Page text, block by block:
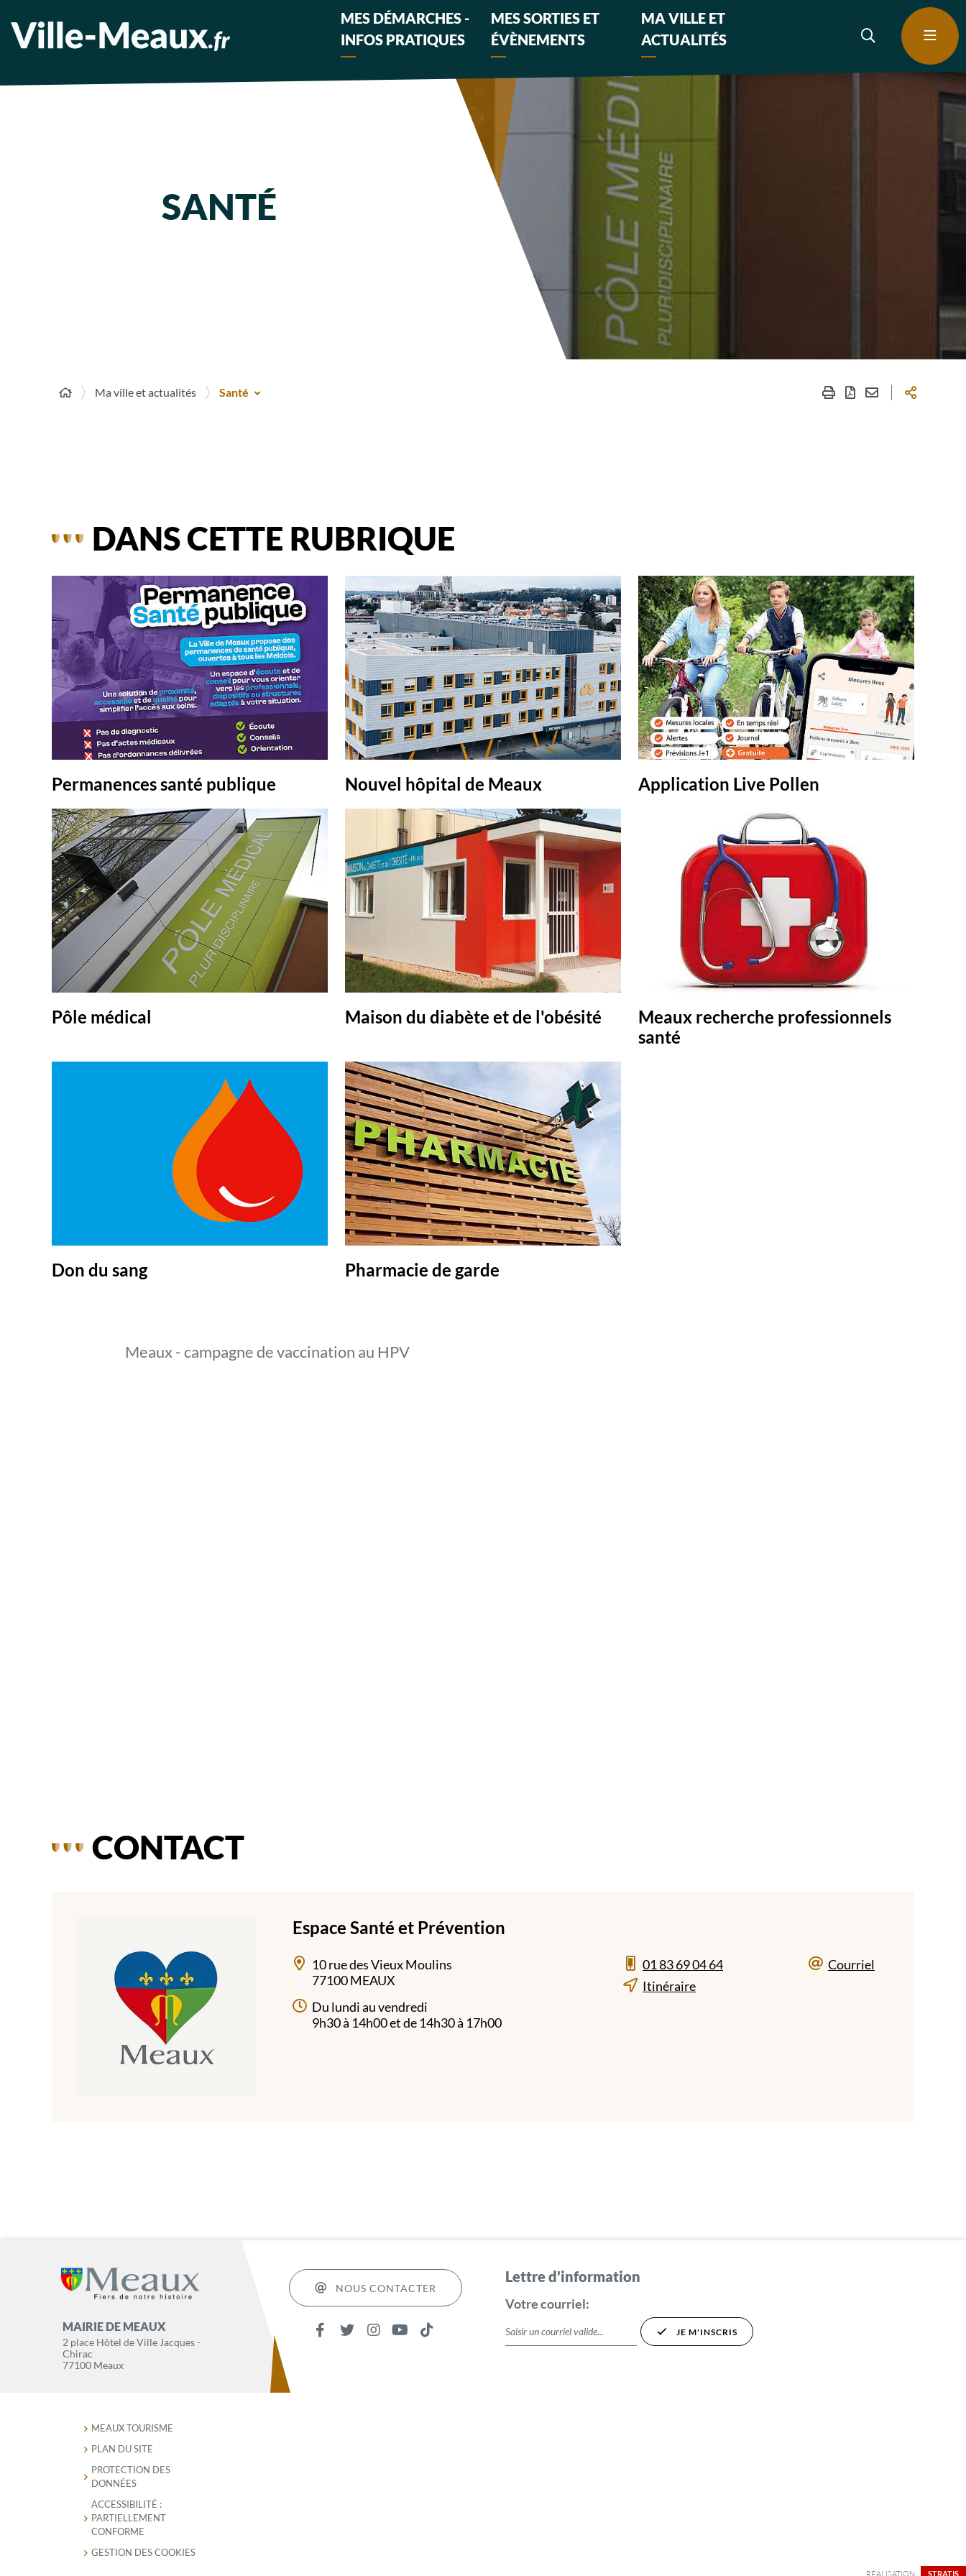
MES DÉMARCHES -
INFOS PRATIQUES
MES SORTIES ET
ÉVÈNEMENTS
MA VILLE ET
ACTUALITÉS
Ma ville et actualités Santé
SANTÉ
DANS CETTE RUBRIQUE
Permanences santé publique Nouvel hôpital de Meaux Application Live Pollen
Pôle médical Maison du diabète et de l'obésité
Meaux recherche professionnels
santé
Don du sang Pharmacie de garde
Meaux - campagne de vaccination au HPV
CONTACT
Espace Santé et Prévention
10 rue des Vieux Moulins
77100 MEAUX
Du lundi au vendredi
9h30 à 14h00 et de 14h30 à 17h00
01 83 69 04 64
Itinéraire
Courriel
MAIRIE DE MEAUX
2 place Hôtel de Ville Jacques -
Chirac
77100 Meaux
NOUS CONTACTER
Lettre d'information
Votre courriel:
JE M'INSCRIS
MEAUX TOURISME
PLAN DU SITE
PROTECTION DES
DONNÉES
ACCESSIBILITÉ :
PARTIELLEMENT
CONFORME
GESTION DES COOKIES
RÉALISATION STRATIS